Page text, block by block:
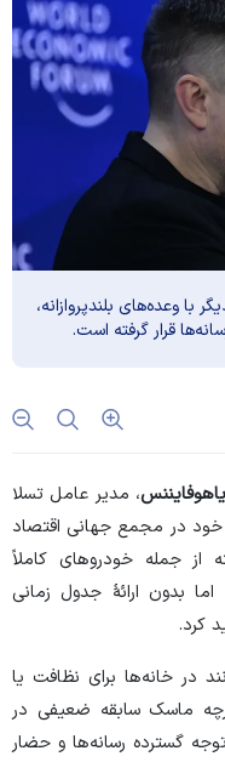
وعده‌های بلندپروازانه،
قرار گرفته است.
یاهوفایننس، مدیر عامل تسلا
در مجمع جهانی اقتصاد
از جمله خودرو‌های کاملاً
بدون ارائهٔ جدول زمانی
کرد.
در خانه‌ها برای نظافت یا
ماسک سابقه ضعیفی در
گسترده رسانه‌ها و حضار